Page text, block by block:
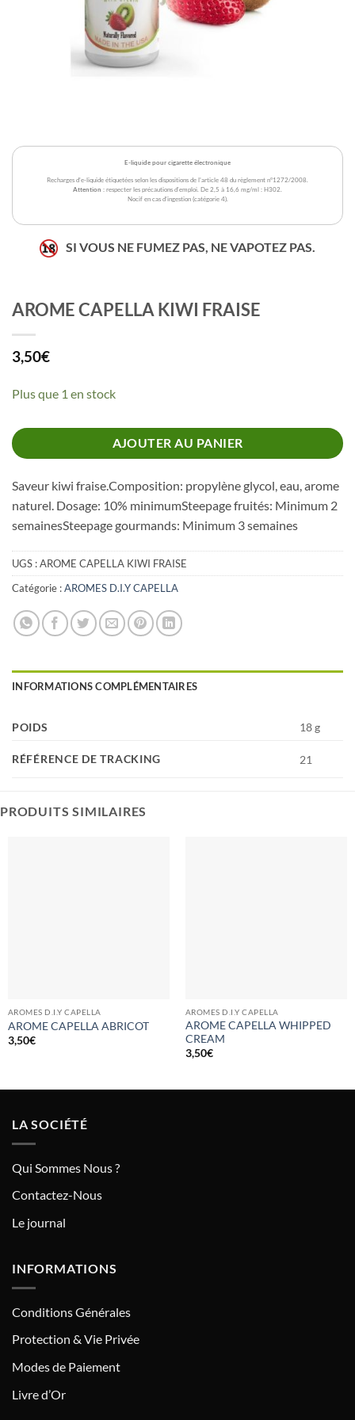
E-liquide pour cigarette électronique
Recharges d'e-liquide étiquetées selon les dispositions de l'article 48 du règlement n°1272/2008.
Attention : respecter les précautions d'emploi. De 2,5 à 16,6 mg/ml : H302.
Nocif en cas d'ingestion (catégorie 4).
SI VOUS NE FUMEZ PAS, NE VAPOTEZ PAS.
AROME CAPELLA KIWI FRAISE
3,50€
Plus que 1 en stock
AJOUTER AU PANIER
Saveur kiwi fraise.Composition: propylène glycol, eau, arome
naturel. Dosage: 10% minimumSteepage fruités: Minimum 2
semainesSteepage gourmands: Minimum 3 semaines
UGS :AROME CAPELLA KIWI FRAISE
Catégorie :AROMES D.I.Y CAPELLA
INFORMATIONS COMPLÉMENTAIRES
POIDS 18 g
RÉFÉRENCE DE TRACKING 21
PRODUITS SIMILAIRES
AROMES D.I.Y CAPELLA
AROME CAPELLA ABRICOT
3,50€
AROMES D.I.Y CAPELLA
AROME CAPELLA WHIPPED
CREAM
3,50€
LA SOCIÉTÉ
Qui Sommes Nous ?
Contactez-Nous
Le journal
INFORMATIONS
Conditions Générales
Protection & Vie Privée
Modes de Paiement
Livre d’Or